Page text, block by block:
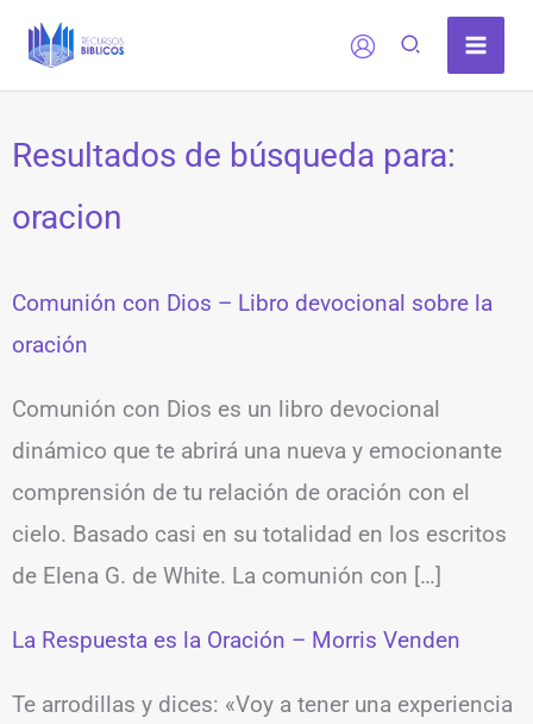
Resultados de búsqueda para:
oracion
Comunión con Dios – Libro devocional sobre la
oración
Comunión con Dios es un libro devocional
dinámico que te abrirá una nueva y emocionante
comprensión de tu relación de oración con el
cielo. Basado casi en su totalidad en los escritos
de Elena G. de White. La comunión con […]
La Respuesta es la Oración – Morris Venden
Te arrodillas y dices: «Voy a tener una experiencia